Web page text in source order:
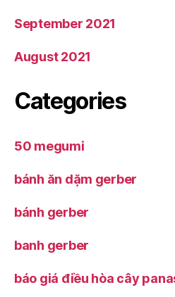
September 2021
August 2021
Categories
50 megumi
bánh ăn dặm gerber
bánh gerber
banh gerber
báo giá điều hòa cây